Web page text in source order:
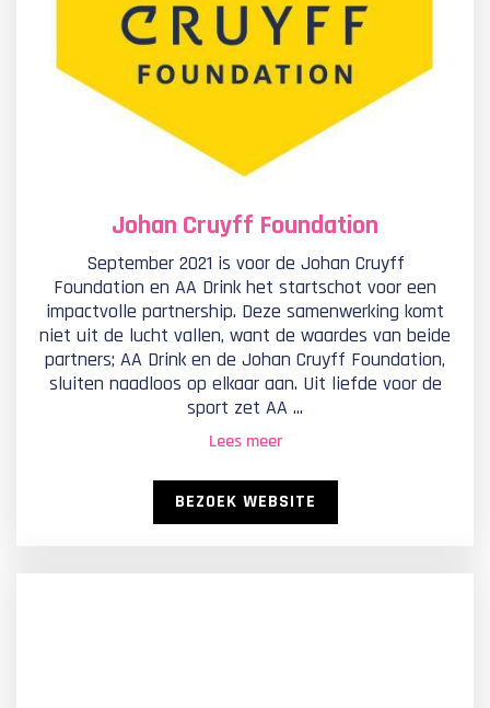
Johan Cruyff Foundation
September 2021 is voor de Johan Cruyff
Foundation en AA Drink het startschot voor een
impactvolle partnership. Deze samenwerking komt
niet uit de lucht vallen, want de waardes van beide
partners; AA Drink en de Johan Cruyff Foundation,
sluiten naadloos op elkaar aan. Uit liefde voor de
sport zet AA ...
Lees meer
BEZOEK WEBSITE